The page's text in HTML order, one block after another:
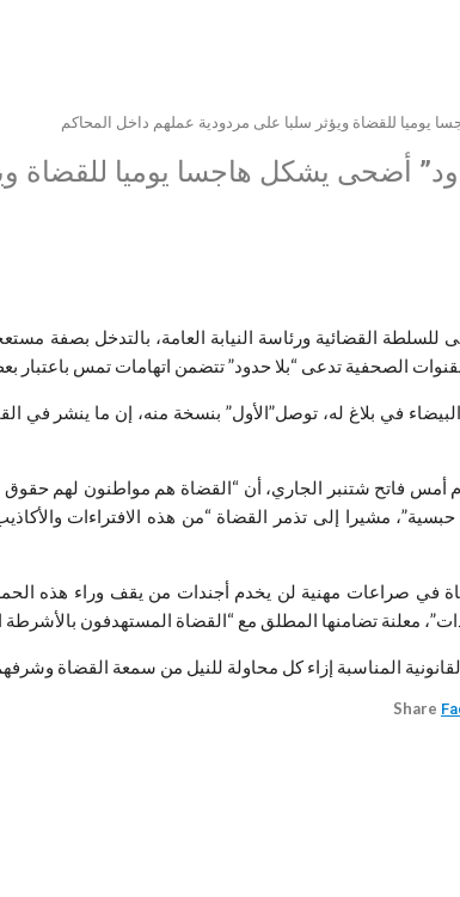
يوميا للقضاة ويؤثر سلبا على مردودية عملهم داخل المحاكم
أضحى يشكل هاجسا يوميا للقضاة
للسلطة القضائية ورئاسة النيابة العامة، بالتدخل بصفة
الصحفية تدعى “بلا حدود” تتضمن اتهامات تمس باعتبار
البيضاء في بلاغ له، توصل”الأول” بنسخة منه، إن ما ينشر
أمس فاتح شتنبر الجاري، أن “القضاة هم مواطنون لهم
مشيرا إلى تذمر القضاة “من هذه الافتراءات
في صراعات مهنية لن يخدم أجندات من يقف وراء هذه
معلنة تضامنها المطلق مع “القضاة المستهدفون
المناسبة إزاء كل محاولة للنيل من سمعة القضاة
Share